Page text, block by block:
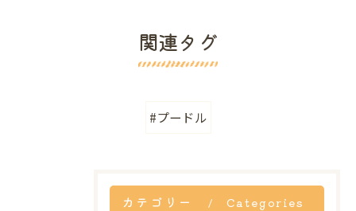
関連タグ
#プードル
カテゴリー Categories